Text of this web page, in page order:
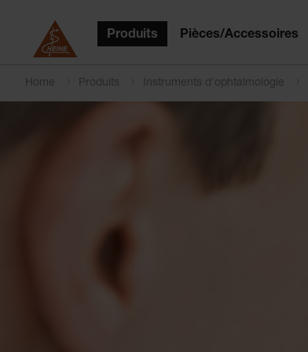
Produits Pièces/Accessoires
Home Produits Instruments d'ophtalmologie